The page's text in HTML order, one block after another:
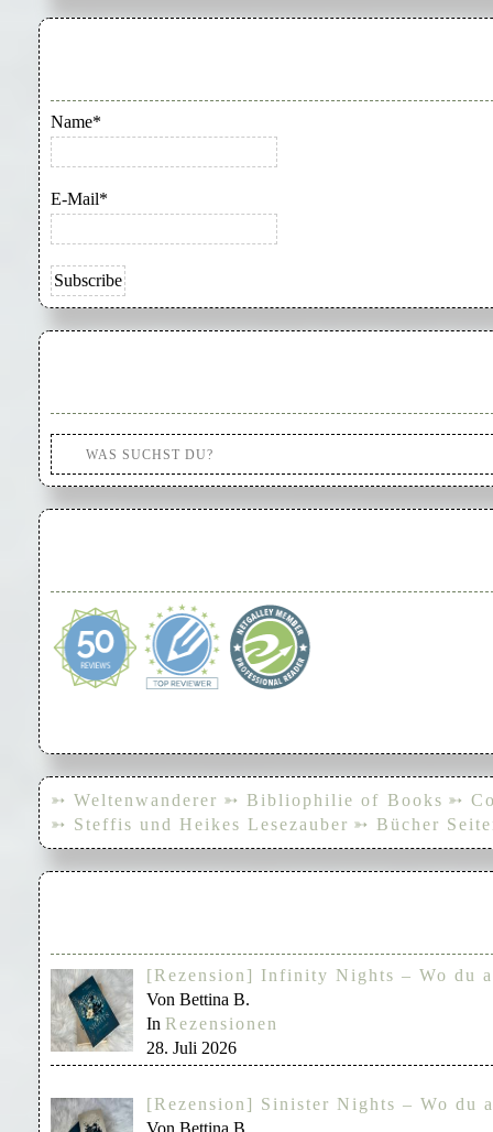
Name*
E-Mail*
➳ Weltenwanderer ➳ Bibliophilie of Books ➳
➳ Steffis und Heikes Lesezauber ➳ Bücher
[Rezension] Infinity Nights – Wo du
Von Bettina B.
In Rezensionen
28. Juli 2026
[Rezension] Sinister Nights – Wo du
Von Bettina B.